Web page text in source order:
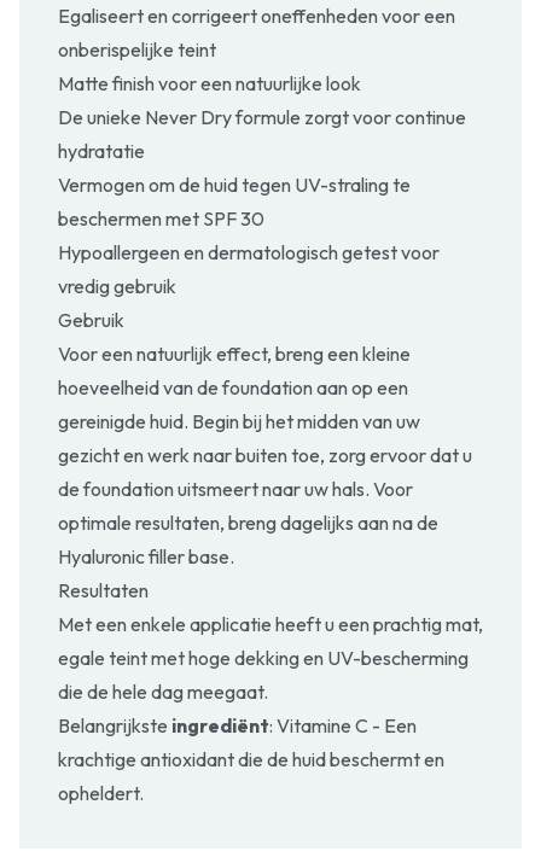
Egaliseert en corrigeert oneffenheden voor een
onberispelijke teint
Matte finish voor een natuurlijke look
De unieke Never Dry formule zorgt voor continue
hydratatie
Vermogen om de huid tegen UV-straling te
beschermen met SPF 30
Hypoallergeen en dermatologisch getest voor
vredig gebruik
Gebruik
Voor een natuurlijk effect, breng een kleine
hoeveelheid van de foundation aan op een
gereinigde huid. Begin bij het midden van uw
gezicht en werk naar buiten toe, zorg ervoor dat u
de foundation uitsmeert naar uw hals. Voor
optimale resultaten, breng dagelijks aan na de
Hyaluronic filler base.
Resultaten
Met een enkele applicatie heeft u een prachtig mat,
egale teint met hoge dekking en UV-bescherming
die de hele dag meegaat.
Belangrijkste ingrediënt: Vitamine C - Een
krachtige antioxidant die de huid beschermt en
opheldert.